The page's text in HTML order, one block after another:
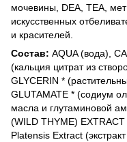
мочевины, DEA, TEA,
искусственных
и красителей.
Состав: AQUA (вода),
(кальция цитрат из
GLYCERIN *
GLUTAMATE * (содиум
масла и глутаминовой
(WILD THYME) EXTRACT
Platensis Extract